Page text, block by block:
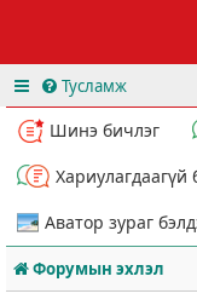
Тусламж
Шинэ бичлэг
Хариулагдаагүй
Аватор зураг
Форумын эхлэл